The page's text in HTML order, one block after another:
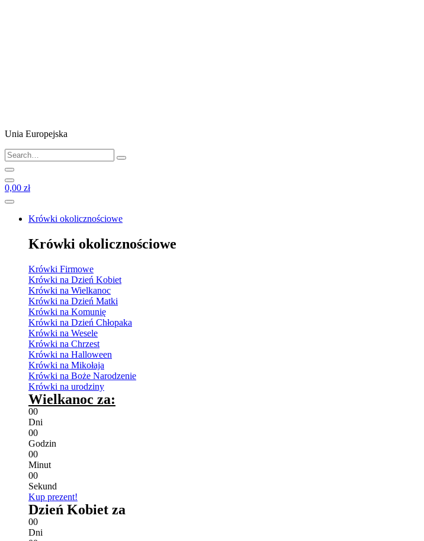
Unia Europejska
0,00 zł
Krówki okolicznościowe
Krówki okolicznościowe
Krówki Firmowe
Krówki na Dzień Kobiet
Krówki na Wielkanoc
Krówki na Dzień Matki
Krówki na Komunię
Krówki na Dzień Chłopaka
Krówki na Wesele
Krówki na Chrzest
Krówki na Halloween
Krówki na Mikołaja
Krówki na Boże Narodzenie
Krówki na urodziny
Wielkanoc za:
00
Dni
00
Godzin
00
Minut
00
Sekund
Kup prezent!
Dzień Kobiet za
00
Dni